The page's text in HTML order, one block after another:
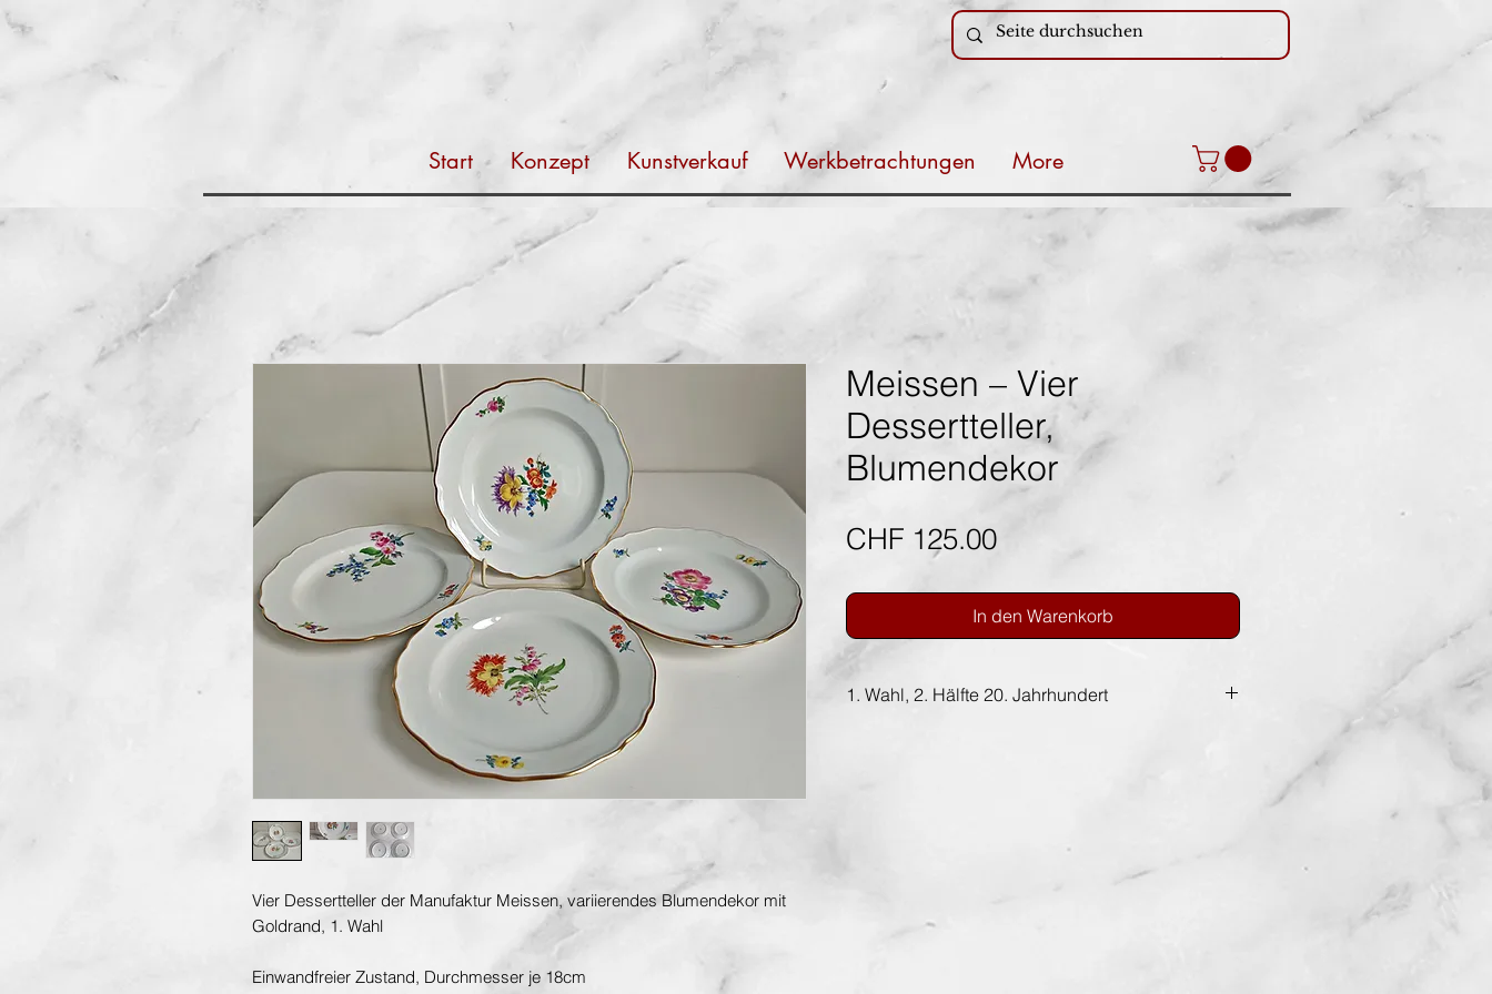
Start Konzept Kunstverkauf Werkbetrachtungen More
Vier Dessertteller der Manufaktur Meissen, variierendes Blumendekor mit
Goldrand, 1. Wahl
Einwandfreier Zustand, Durchmesser je 18cm
Meissen – Vier
Dessertteller,
Blumendekor
CHF 125.00Preis
In den Warenkorb
1. Wahl, 2. Hälfte 20. Jahrhundert